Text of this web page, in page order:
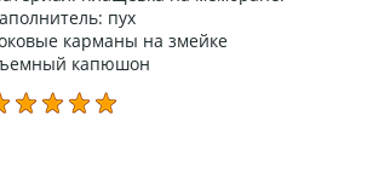
пух
карманы на змейке
капюшон